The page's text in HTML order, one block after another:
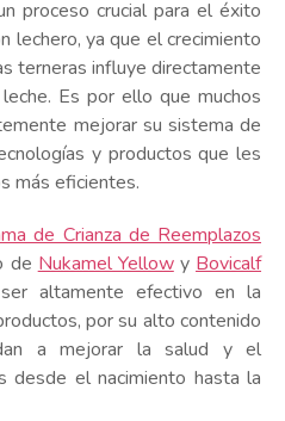
proceso crucial para el éxito
lechero, ya que el crecimiento
terneras influye directamente
Es por ello que muchos
mejorar su sistema de
y productos que les
más eficientes.
de Crianza de Reemplazos
de Nukamel Yellowy Bovicalf
altamente efectivo en la
por su alto contenido
a mejorar la salud y el
desde el nacimiento hasta la